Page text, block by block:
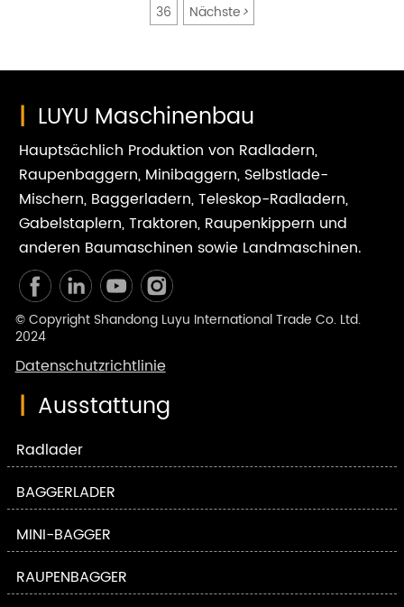
36 Nächste>
| LUYU Maschinenbau
Hauptsächlich Produktion von Radladern,
Raupenbaggern, Minibaggern, Selbstlade-
Mischern, Baggerladern, Teleskop-Radladern,
Gabelstaplern, Traktoren, Raupenkippern und
anderen Baumaschinen sowie Landmaschinen.
© Copyright Shandong Luyu International Trade Co. Ltd.
2024
Datenschutzrichtlinie
| Ausstattung
Radlader
BAGGERLADER
MINI-BAGGER
RAUPENBAGGER